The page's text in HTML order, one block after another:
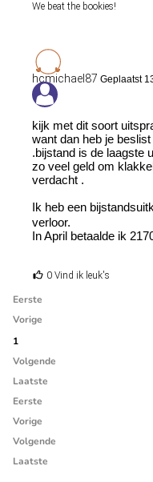
We beat the bookies!
hcmichael87 Geplaatst
kijk met dit soort
want dan heb je
.bijstand is de laagste
zo veel geld om
verdacht .
Ik heb een
verloor.
In April betaalde ik
0 Vind ik leuk's
Eerste
Vorige
1
Volgende
Laatste
Eerste
Vorige
Volgende
Laatste